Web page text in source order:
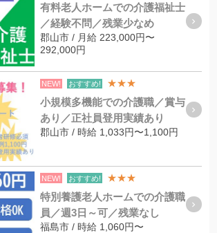
有料老人ホームでの介護福祉士
／経験不問／残業少なめ
郡山市 / 月給 223,000円〜
292,000円
NEW! おすすめ! ★★★
小規模多機能での介護職／賞与
あり／正社員登用実績あり
郡山市 / 時給 1,033円〜1,100円
NEW! おすすめ! ★★★
特別養護老人ホームでの介護職
員／週3日～可／残業なし
福島市 / 時給 1,060円〜